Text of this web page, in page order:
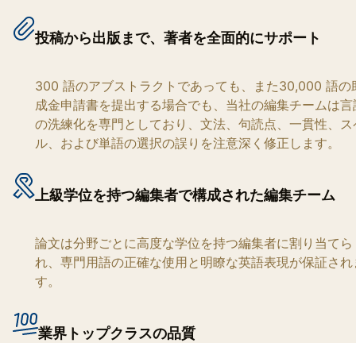
投稿から出版まで、著者を全面的にサポート
300 語のアブストラクトであっても、また30,000 語の
成金申請書を提出する場合でも、当社の編集チームは言
の洗練化を専門としており、文法、句読点、一貫性、ス
ル、および単語の選択の誤りを注意深く修正します。
上級学位を持つ編集者で構成された編集チーム
論文は分野ごとに高度な学位を持つ編集者に割り当てら
れ、専門用語の正確な使用と明瞭な英語表現が保証され
す。
業界トップクラスの品質